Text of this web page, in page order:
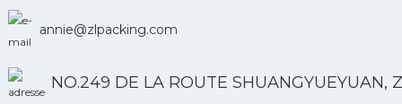
annie@zlpacking.com
NO.249 DE LA ROUTE SHUANGYUEYUAN,